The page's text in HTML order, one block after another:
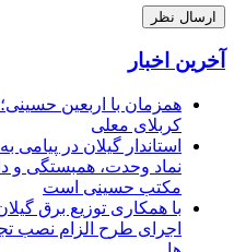
آخرین اخبار
همزمان با اربعین حسینی؛
کربلای معلی
استاندار گیلان در
نماد وحدت، همبستگی و
مکتب حسینی است
با همکاری توزیع برق
اجرای طرح الزام نصب